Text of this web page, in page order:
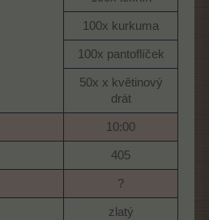
100x kurkuma​
100x pantoflíček​
50x x květinový
drát​
10:00​
405​
?​
zlatý​